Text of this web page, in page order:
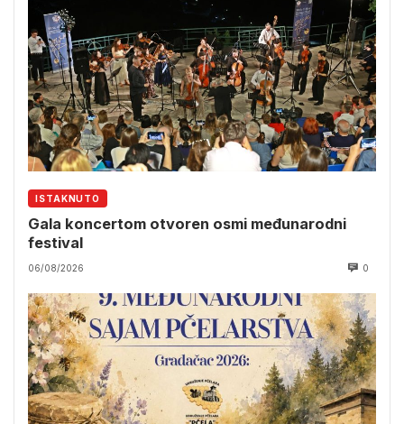
ISTAKNUTO
Gala koncertom otvoren osmi međunarodni
festival
06/08/2026 0